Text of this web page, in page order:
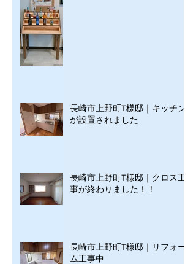
長崎市上野町T様邸｜キッチン
が設置されました
長崎市上野町T様邸｜クロス工
事が終わりました！！
長崎市上野町T様邸｜リフォー
ム工事中